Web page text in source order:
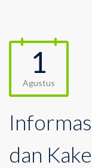
1
Agustus
dan